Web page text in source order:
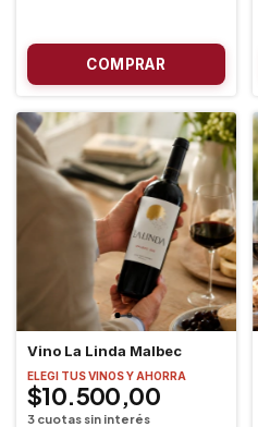
Vino La Linda Malbec
ELEGI TUS VINOS Y AHORRA
$10.500,00